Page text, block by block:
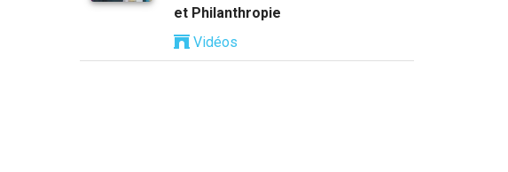
et Philanthropie
Vidéos